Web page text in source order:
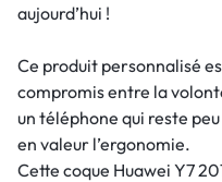
aujourd’hui !
Ce produit personnalisé
compromis entre la
un téléphone qui reste
en valeur l’ergonomie.
Cette coque Huawei Y7